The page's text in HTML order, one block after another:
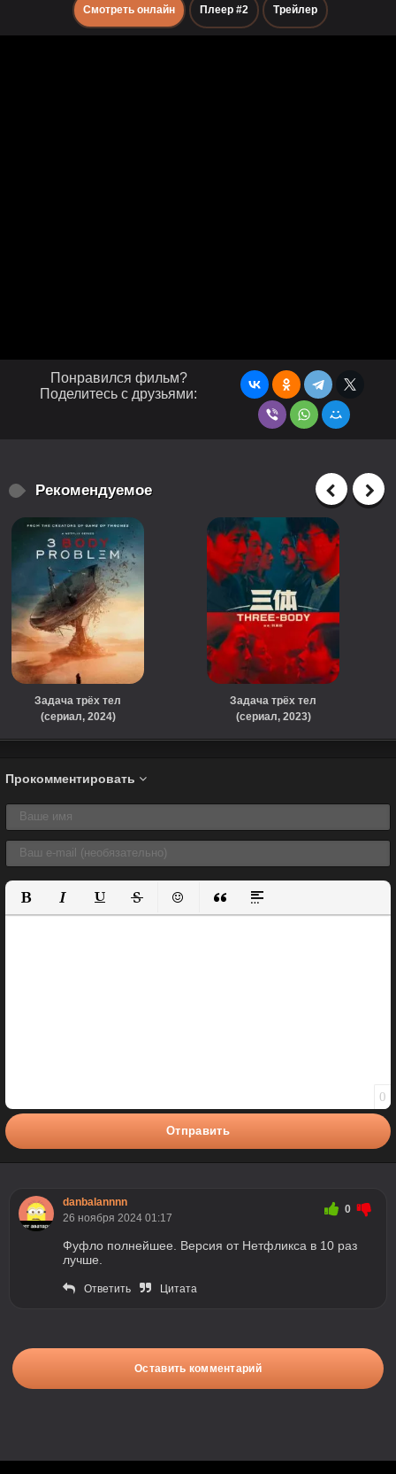
Смотреть онлайн Плеер #2 Трейлер
Понравился фильм?
Поделитесь с друзьями:
Рекомендуемое
Задача трёх тел
(сериал, 2024)
Задача трёх тел
(сериал, 2023)
Прокомментировать
Полужирный
КурсивПодчеркнутый
ЗачеркнутыйВставить смайлик
Вставка цитаты
Вставка спойлера
0
Отправить
danbalannnn
26 ноября 2024 01:17
0
Фуфло полнейшее. Версия от Нетфликса в 10 раз
лучше.
Ответить Цитата
Оставить комментарий